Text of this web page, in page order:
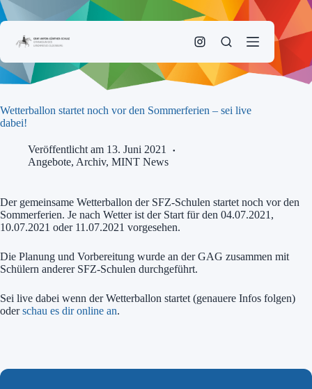
Zum
Inhalt
Wetterballon startet noch vor den Sommerferien – sei live
dabei!
Veröffentlicht am 13. Juni 2021
Angebote, Archiv, MINT News
Der gemeinsame Wetterballon der SFZ-Schulen startet noch vor den
Sommerferien. Je nach Wetter ist der Start für den 04.07.2021,
10.07.2021 oder 11.07.2021 vorgesehen.
Die Planung und Vorbereitung wurde an der GAG zusammen mit
Schülern anderer SFZ-Schulen durchgeführt.
Sei live dabei wenn der Wetterballon startet (genauere Infos folgen)
oderschau es dir online an.